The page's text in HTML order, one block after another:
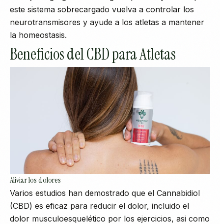
este sistema sobrecargado vuelva a controlar los
neurotransmisores y ayude a los atletas a mantener
la homeostasis.
Beneficios del CBD para Atletas
Aliviar los dolores
Varios estudios han demostrado que el Cannabidiol
(CBD) es eficaz para reducir el dolor, incluido el
dolor musculoesquelético por los ejercicios, asi como